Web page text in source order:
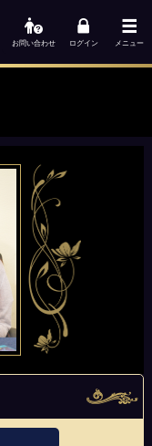
お問い合わせ ログイン メニュー